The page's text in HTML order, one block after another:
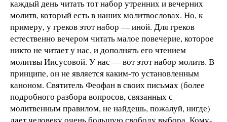
каждый день читать тот набор утренних и вечерних
молитв, который есть в наших молитвословах. Но, к
примеру, у греков этот набор — иной. Для греков
естественно вечером читать малое повечерие, которое
никто не читает у нас, и дополнять его чтением
молитвы Иисусовой. У нас — вот этот набор молитв. В
принципе, он не является каким-то установленным
каноном. Святитель Феофан в своих письмах (более
подробного разбора вопросов, связанных с
молитвенным правилом, не найдешь, пожалуй, нигде)